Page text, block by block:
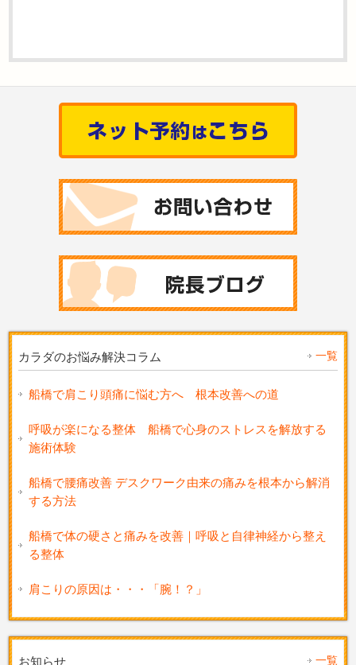
カラダのお悩み解決コラム 一覧
船橋で肩こり頭痛に悩む方へ 根本改善への道
呼吸が楽になる整体 船橋で心身のストレスを解放する
施術体験
船橋で腰痛改善 デスクワーク由来の痛みを根本から解消
する方法
船橋で体の硬さと痛みを改善｜呼吸と自律神経から整え
る整体
肩こりの原因は・・・「腕！？」
お知らせ 一覧